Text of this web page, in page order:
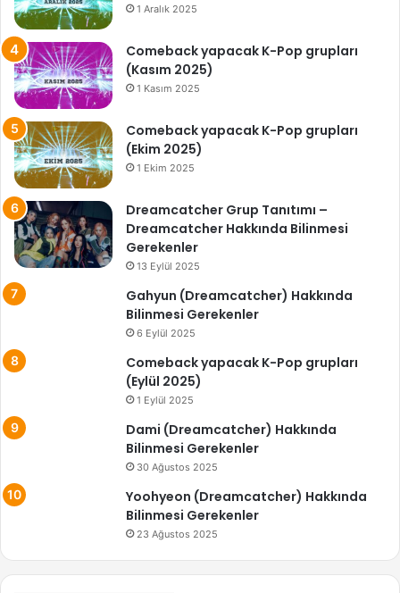
1 Aralık 2025
Comeback yapacak K-Pop grupları
(Kasım 2025)
1 Kasım 2025
Comeback yapacak K-Pop grupları
(Ekim 2025)
1 Ekim 2025
Dreamcatcher Grup Tanıtımı –
Dreamcatcher Hakkında Bilinmesi
Gerekenler
13 Eylül 2025
Gahyun (Dreamcatcher) Hakkında
Bilinmesi Gerekenler
6 Eylül 2025
Comeback yapacak K-Pop grupları
(Eylül 2025)
1 Eylül 2025
Dami (Dreamcatcher) Hakkında
Bilinmesi Gerekenler
30 Ağustos 2025
Yoohyeon (Dreamcatcher) Hakkında
Bilinmesi Gerekenler
23 Ağustos 2025